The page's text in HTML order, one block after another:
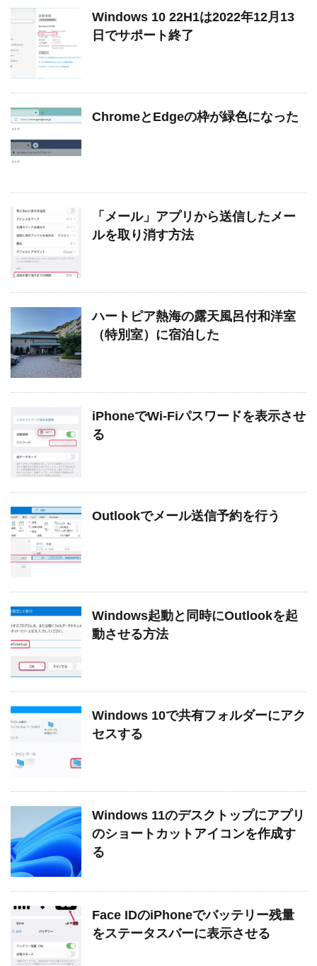
Windows 10 22H1は2022年12月13
日でサポート終了
ChromeとEdgeの枠が緑色になった
「メール」アプリから送信したメー
ルを取り消す方法
ハートピア熱海の露天風呂付和洋室
（特別室）に宿泊した
iPhoneでWi-Fiパスワードを表示させ
る
Outlookでメール送信予約を行う
Windows起動と同時にOutlookを起
動させる方法
Windows 10で共有フォルダーにアク
セスする
Windows 11のデスクトップにアプリ
のショートカットアイコンを作成す
る
Face IDのiPhoneでバッテリー残量
をステータスバーに表示させる